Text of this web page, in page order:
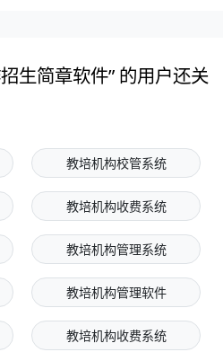
生简章软件” 的用户还关
教培机构校管系统
教培机构收费系统
教培机构管理系统
教培机构管理软件
教培机构收费系统